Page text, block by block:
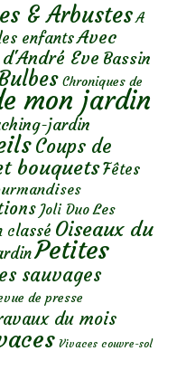
& Arbustes A
enfantsAvec
Eve Bassin
Bulbes Chroniques de
mon jardin
jardin
Coups de
bouquetsFêtes
Joli Duo Les
classé Oiseaux du
Petites
sauvages
de presse
du mois
Vivaces couvre-sol